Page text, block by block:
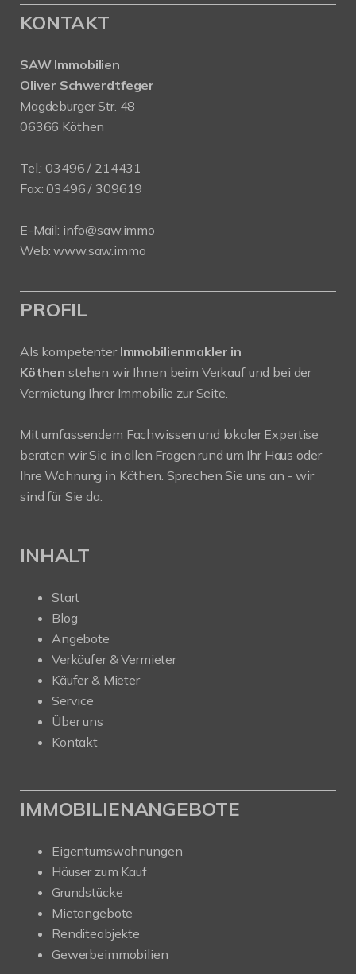
KONTAKT
SAW Immobilien
Oliver Schwerdtfeger
Magdeburger Str. 48
06366 Köthen
Tel.:03496 / 214431
Fax: 03496 / 309619
E-Mail: info@saw.immo
Web:www.saw.immo
PROFIL
Als kompetenter Immobilienmakler in
Köthen stehen wir Ihnen beim Verkauf und bei der
Vermietung Ihrer Immobilie zur Seite.
Mit umfassendem Fachwissen und lokaler Expertise
beraten wir Sie in allen Fragen rund um Ihr Haus oder
Ihre Wohnung in Köthen. Sprechen Sie uns an - wir
sind für Sie da.
INHALT
Start
Blog
Angebote
Verkäufer & Vermieter
Käufer & Mieter
Service
Über uns
Kontakt
IMMOBILIENANGEBOTE
Eigentumswohnungen
Häuser zum Kauf
Grundstücke
Mietangebote
Renditeobjekte
Gewerbeimmobilien